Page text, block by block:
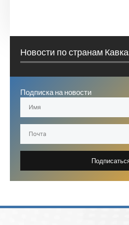
Новости по странам
Подписка на новости